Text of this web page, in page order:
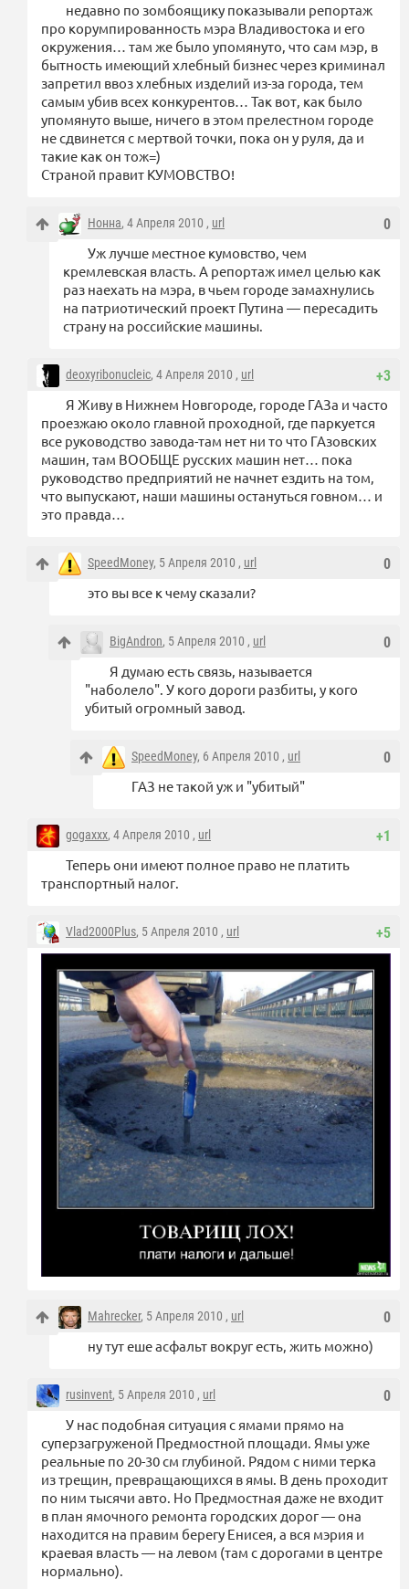
недавно по зомбоящику показывали репортаж
про корумпированность мэра Владивостока и его
окружения… там же было упомянуто, что сам мэр, в
бытность имеющий хлебный бизнес через криминал
запретил ввоз хлебных изделий из-за города, тем
самым убив всех конкурентов… Так вот, как было
упомянуто выше, ничего в этом прелестном городе
не сдвинется с мертвой точки, пока он у руля, да и
такие как он тож=)
Страной правит КУМОВСТВО!
0
Нонна, 4 Апреля 2010 , url
Уж лучше местное кумовство, чем
кремлевская власть. А репортаж имел целью как
раз наехать на мэра, в чьем городе замахнулись
на патриотический проект Путина — пересадить
страну на российские машины.
+3
deoxyribonucleic, 4 Апреля 2010 , url
Я Живу в Нижнем Новгороде, городе ГАЗа и часто
проезжаю около главной проходной, где паркуется
все руководство завода-там нет ни то что ГАзовских
машин, там ВООБЩЕ русских машин нет… пока
руководство предприятий не начнет ездить на том,
что выпускают, наши машины остануться говном… и
это правда…
0
SpeedMoney, 5 Апреля 2010 , url
это вы все к чему сказали?
0
BigAndron, 5 Апреля 2010 , url
Я думаю есть связь, называется
"наболело". У кого дороги разбиты, у кого
убитый огромный завод.
0
SpeedMoney, 6 Апреля 2010 , url
ГАЗ не такой уж и "убитый"
+1
gogaxxx, 4 Апреля 2010 , url
Теперь они имеют полное право не платить
транспортный налог.
+5
Vlad2000Plus, 5 Апреля 2010 , url
0
Mahrecker, 5 Апреля 2010 , url
ну тут еше асфальт вокруг есть, жить можно)
0
rusinvent, 5 Апреля 2010 , url
У нас подобная ситуация с ямами прямо на
суперзагруженой Предмостной площади. Ямы уже
реальные по 20-30 см глубиной. Рядом с ними терка
из трещин, превращающихся в ямы. В день проходит
по ним тысячи авто. Но Предмостная даже не входит
в план ямочного ремонта городских дорог — она
находится на правим берегу Енисея, а вся мэрия и
краевая власть — на левом (там с дорогами в центре
нормально).